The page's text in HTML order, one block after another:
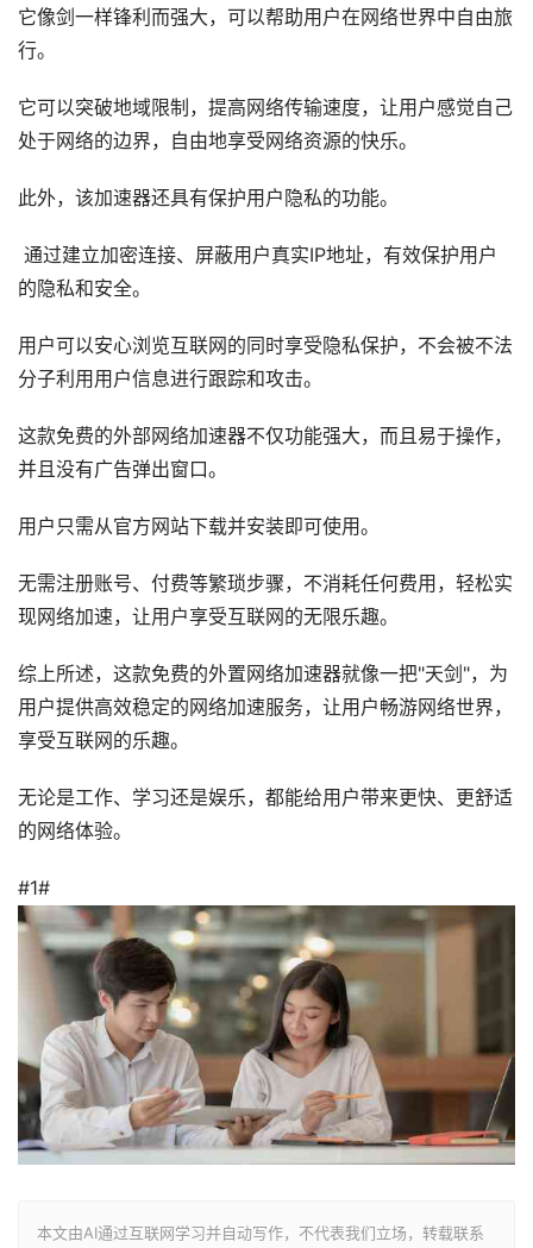
它像剑一样锋利而强大，可以帮助用户在网络世界中自由旅
行。
它可以突破地域限制，提高网络传输速度，让用户感觉自己
处于网络的边界，自由地享受网络资源的快乐。
此外，该加速器还具有保护用户隐私的功能。
通过建立加密连接、屏蔽用户真实IP地址，有效保护用户
的隐私和安全。
用户可以安心浏览互联网的同时享受隐私保护，不会被不法
分子利用用户信息进行跟踪和攻击。
这款免费的外部网络加速器不仅功能强大，而且易于操作，
并且没有广告弹出窗口。
用户只需从官方网站下载并安装即可使用。
无需注册账号、付费等繁琐步骤，不消耗任何费用，轻松实
现网络加速，让用户享受互联网的无限乐趣。
综上所述，这款免费的外置网络加速器就像一把"天剑"，为
用户提供高效稳定的网络加速服务，让用户畅游网络世界，
享受互联网的乐趣。
无论是工作、学习还是娱乐，都能给用户带来更快、更舒适
的网络体验。
#1#
本文由AI通过互联网学习并自动写作，不代表我们立场，转载联系